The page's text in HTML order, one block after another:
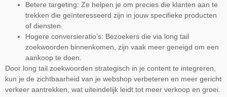
Betere targeting: Ze helpen je om precies die klanten aan te
trekken die geïnteresseerd zijn in jouw specifieke producten
of diensten.
Hogere conversieratio’s: Bezoekers die via long tail
zoekwoorden binnenkomen, zijn vaak meer geneigd om een
aankoop te doen.
Door long tail zoekwoorden strategisch in je content te integreren,
kun je de zichtbaarheid van je webshop verbeteren en meer gericht
verkeer aantrekken, wat uiteindelijk leidt tot meer verkoop en groei.